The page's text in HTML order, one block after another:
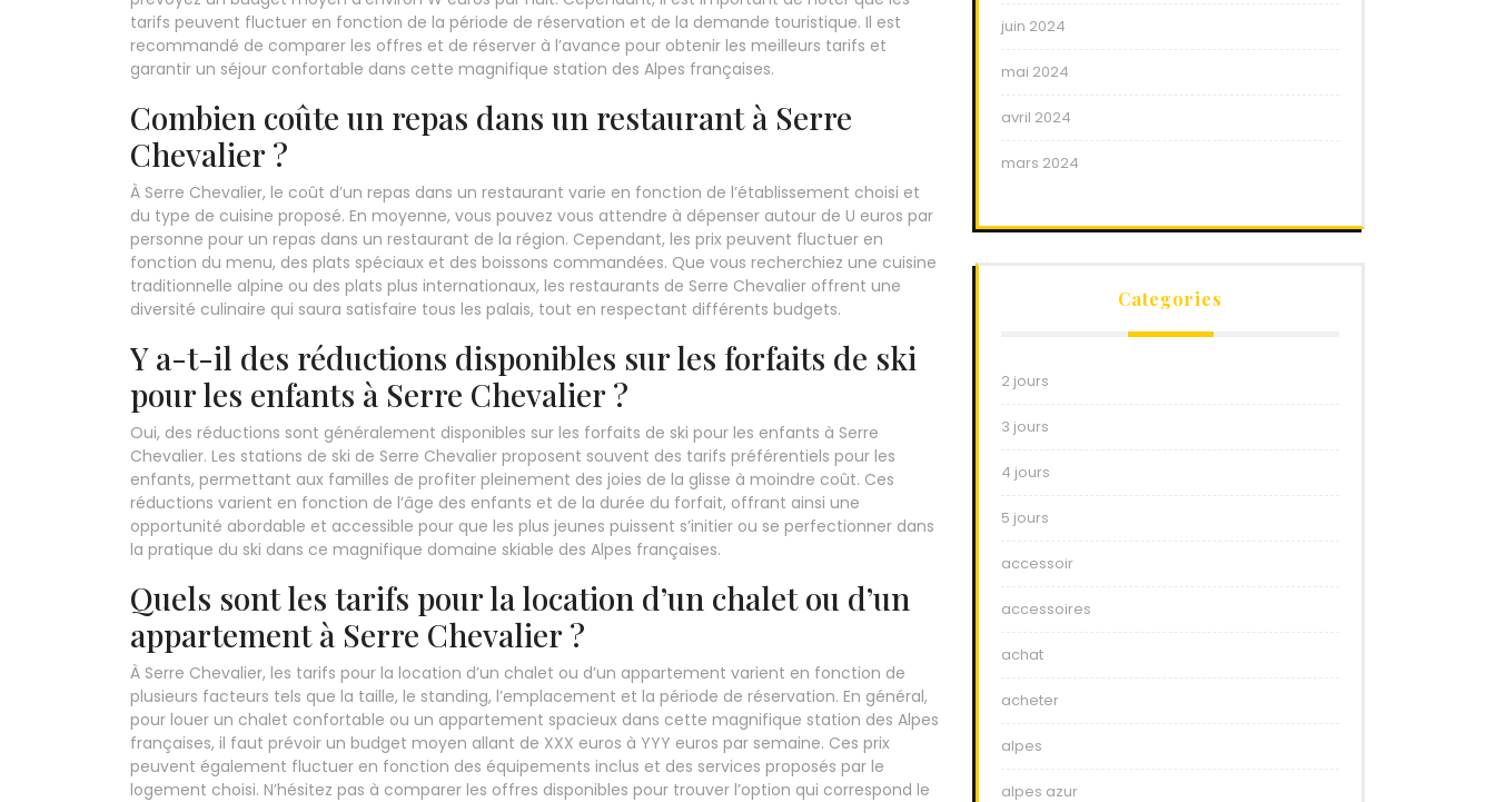
tarifs peuvent fluctuer en fonction de la période de réservation et de la demande touristique. Il est
recommandé de comparer les offres et de réserver à l’avance pour obtenir les meilleurs tarifs et
garantir un séjour confortable dans cette magnifique station des Alpes françaises.
Combien coûte un repas dans un restaurant à Serre
Chevalier ?
À Serre Chevalier, le coût d’un repas dans un restaurant varie en fonction de l’établissement choisi et
du type de cuisine proposé. En moyenne, vous pouvez vous attendre à dépenser autour de U euros par
personne pour un repas dans un restaurant de la région. Cependant, les prix peuvent fluctuer en
fonction du menu, des plats spéciaux et des boissons commandées. Que vous recherchiez une cuisine
traditionnelle alpine ou des plats plus internationaux, les restaurants de Serre Chevalier offrent une
diversité culinaire qui saura satisfaire tous les palais, tout en respectant différents budgets.
Y a-t-il des réductions disponibles sur les forfaits de ski
pour les enfants à Serre Chevalier ?
Oui, des réductions sont généralement disponibles sur les forfaits de ski pour les enfants à Serre
Chevalier. Les stations de ski de Serre Chevalier proposent souvent des tarifs préférentiels pour les
enfants, permettant aux familles de profiter pleinement des joies de la glisse à moindre coût. Ces
réductions varient en fonction de l’âge des enfants et de la durée du forfait, offrant ainsi une
opportunité abordable et accessible pour que les plus jeunes puissent s’initier ou se perfectionner dans
la pratique du ski dans ce magnifique domaine skiable des Alpes françaises.
Quels sont les tarifs pour la location d’un chalet ou d’un
appartement à Serre Chevalier ?
À Serre Chevalier, les tarifs pour la location d’un chalet ou d’un appartement varient en fonction de
plusieurs facteurs tels que la taille, le standing, l’emplacement et la période de réservation. En général,
pour louer un chalet confortable ou un appartement spacieux dans cette magnifique station des Alpes
françaises, il faut prévoir un budget moyen allant de XXX euros à YYY euros par semaine. Ces prix
peuvent également fluctuer en fonction des équipements inclus et des services proposés par le
logement choisi. N’hésitez pas à comparer les offres disponibles pour trouver l’option qui correspond le
juin 2024
mai 2024
avril 2024
mars 2024
Categories
2 jours
3 jours
4 jours
5 jours
accessoir
accessoires
achat
acheter
alpes
alpes azur